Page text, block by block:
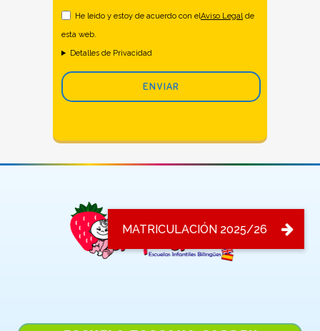
He leido y estoy de acuerdo con elAviso Legalde
esta web.
Detalles de Privacidad